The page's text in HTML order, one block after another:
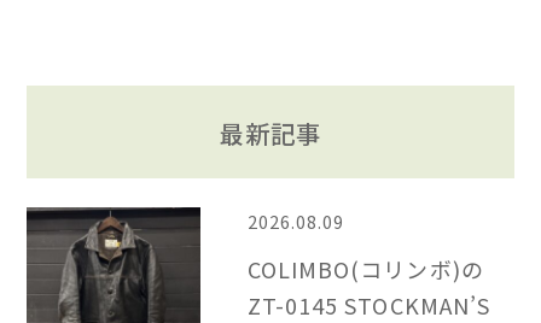
最新記事
2026.08.09
COLIMBO(コリンボ)の
ZT-0145 STOCKMAN’S